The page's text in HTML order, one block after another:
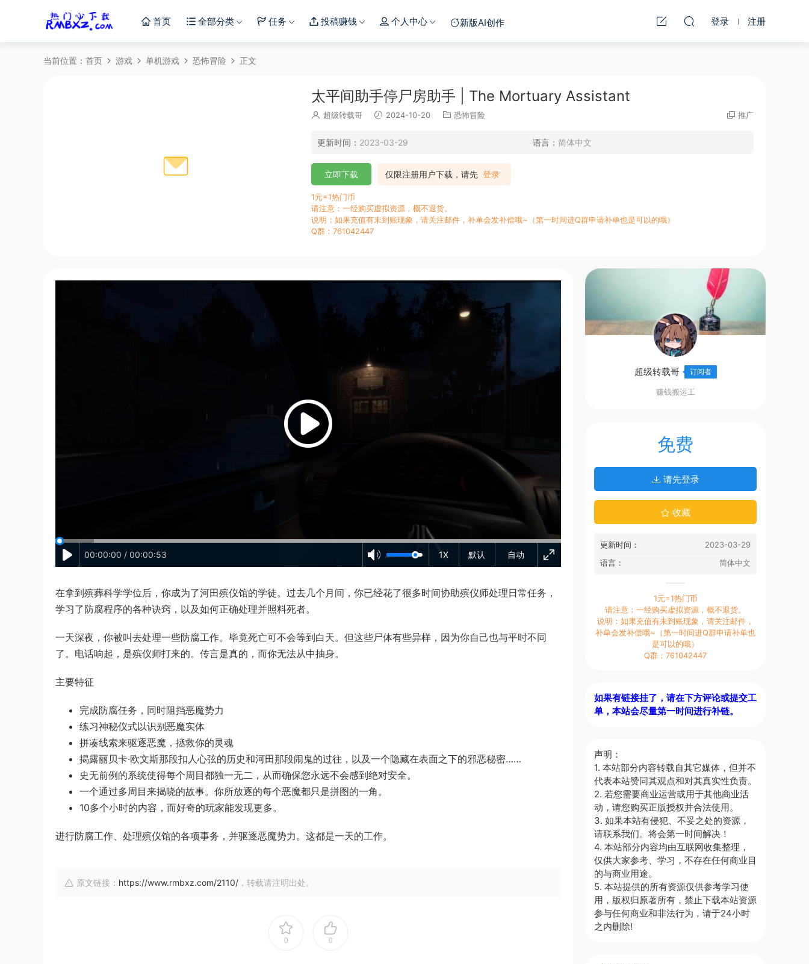
首页 全部分类 任务 投稿赚钱 个人中心 新版AI创作 登录 注册
当前位置： 首页 游戏 单机游戏 恐怖冒险 正文
太平间助手停尸房助手 | The Mortuary Assistant
超级转载哥 2024-10-20 恐怖冒险 推广
更新时间： 2023-03-29 语言： 简体中文
仅限注册用户下载，请先 登录
立即下载
1元=1热门币
请注意：一经购买虚拟资源，概不退货。
说明：如果充值有未到账现象，请关注邮件，补单会发补偿哦~（第一时间进Q群申请补单也是可以的哦）
Q群：761042447
自动
1X 默认
00:00:00 / 00:00:53
在拿到殡葬科学学位后，你成为了河田殡仪馆的学徒。过去几个月间，你已经花了很多时间协助殡仪师处理日常任务，
学习了防腐程序的各种诀窍，以及如何正确处理并照料死者。
一天深夜，你被叫去处理一些防腐工作。毕竟死亡可不会等到白天。但这些尸体有些异样，因为你自己也与平时不同
了。电话响起，是殡仪师打来的。传言是真的，而你无法从中抽身。
主要特征
完成防腐任务，同时阻挡恶魔势力
练习神秘仪式以识别恶魔实体
拼凑线索来驱逐恶魔，拯救你的灵魂
揭露丽贝卡·欧文斯那段扣人心弦的历史和河田那段闹鬼的过往，以及一个隐藏在表面之下的邪恶秘密……
史无前例的系统使得每个周目都独一无二，从而确保您永远不会感到绝对安全。
一个通过多周目来揭晓的故事。你所放逐的每个恶魔都只是拼图的一角。
10多个小时的内容，而好奇的玩家能发现更多。
进行防腐工作、处理殡仪馆的各项事务，并驱逐恶魔势力。这都是一天的工作。
原文链接： https://www.rmbxz.com/2110/ ，转载请注明出处。
0 0
超级转载哥 订阅者
赚钱搬运工
免费
请先登录
收藏
更新时间：
2023-03-29
语言：
简体中文
1元=1热门币
请注意：一经购买虚拟资源，概不退货。
说明：如果充值有未到账现象，请关注邮件，
补单会发补偿哦~（第一时间进Q群申请补单也
是可以的哦）
Q群：761042447
如果有链接挂了，请在下方评论或提交工
单，本站会尽量第一时间进行补链。
声明：
1. 本站部分内容转载自其它媒体，但并不
代表本站赞同其观点和对其真实性负责。
2. 若您需要商业运营或用于其他商业活
动，请您购买正版授权并合法使用。
3. 如果本站有侵犯、不妥之处的资源，
请联系我们。将会第一时间解决！
4. 本站部分内容均由互联网收集整理，
仅供大家参考、学习，不存在任何商业目
的与商业用途。
5. 本站提供的所有资源仅供参考学习使
用，版权归原著所有，禁止下载本站资源
参与任何商业和非法行为，请于24小时
之内删除!